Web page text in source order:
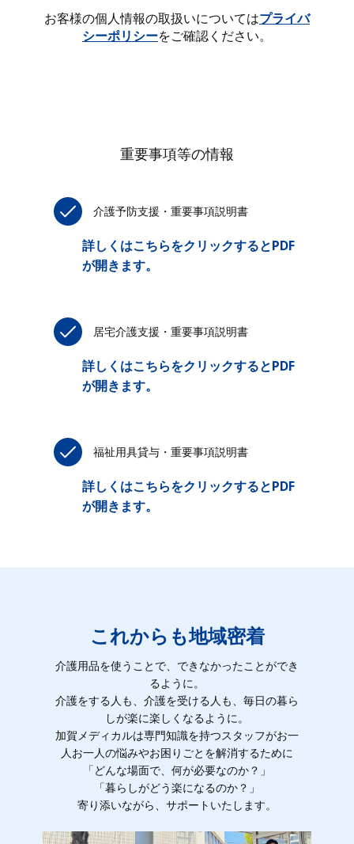
お客様の個人情報の取扱いについてはプライバ
シーポリシーをご確認ください。
重要事項等の情報
介護予防支援・重要事項説明書
詳しくはこちらをクリックするとPDF
が開きます。
居宅介護支援・重要事項説明書
詳しくはこちらをクリックするとPDF
が開きます。
福祉用具貸与・重要事項説明書
詳しくはこちらをクリックするとPDF
が開きます。
これからも地域密着
介護用品を使うことで、できなかったことができ
るように。
介護をする人も、介護を受ける人も、毎日の暮ら
しが楽に楽しくなるように。
加賀メディカルは専門知識を持つスタッフがお一
人お一人の悩みやお困りごとを解消するために
「どんな場面で、何が必要なのか？」
「暮らしがどう楽になるのか？」
寄り添いながら、サポートいたします。